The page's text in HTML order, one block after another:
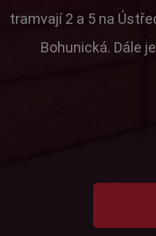
tramvají 2 a 5 na
Bohunická. Dále